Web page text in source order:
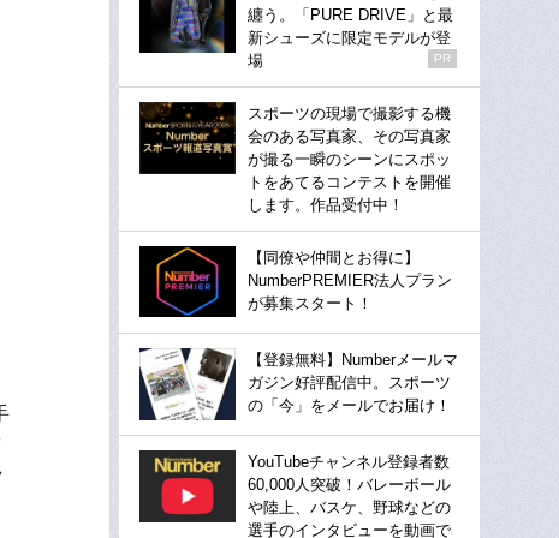
纏う。「PURE DRIVE」と最
新シューズに限定モデルが登
場
PR
スポーツの現場で撮影する機
会のある写真家、その写真家
が撮る一瞬のシーンにスポッ
トをあてるコンテストを開催
します。作品受付中！
【同僚や仲間とお得に】
NumberPREMIER法人プラン
が募集スタート！
【登録無料】Numberメールマ
ガジン好評配信中。スポーツ
の「今」をメールでお届け！
YouTubeチャンネル登録者数
60,000人突破！バレーボール
や陸上、バスケ、野球などの
選手のインタビューを動画で